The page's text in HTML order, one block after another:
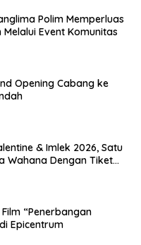
Polim Memperluas
Event Komunitas
Opening Cabang ke
& Imlek 2026, Satu
Wahana Dengan Tiket
“Penerbangan
Epicentrum